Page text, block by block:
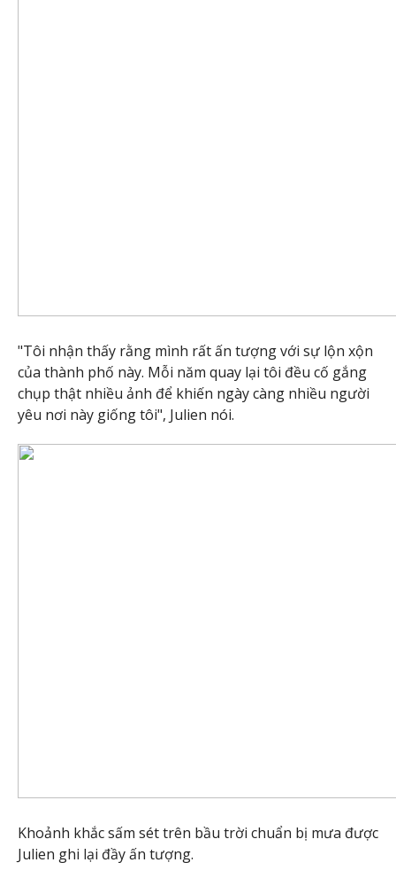
"Tôi nhận thấy rằng mình rất ấn tượng với sự lộn xộn
của thành phố này. Mỗi năm quay lại tôi đều cố gắng
chụp thật nhiều ảnh để khiến ngày càng nhiều người
yêu nơi này giống tôi", Julien nói.
Khoảnh khắc sấm sét trên bầu trời chuẩn bị mưa được
Julien ghi lại đầy ấn tượng.